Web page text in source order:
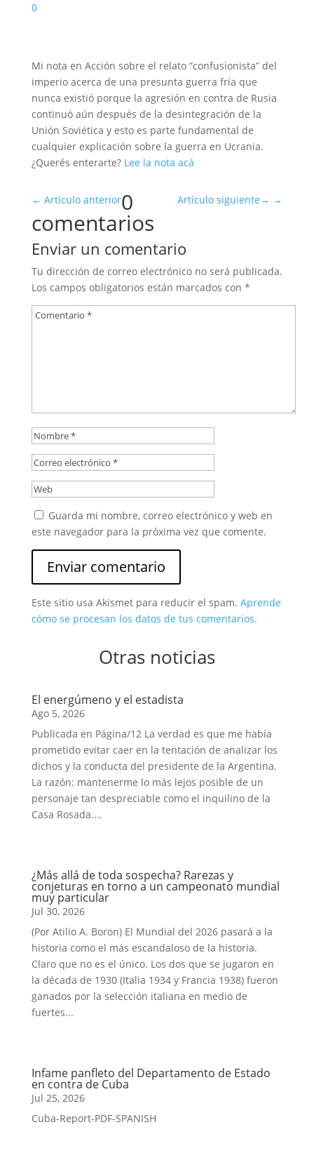
0
Mi nota en Acción sobre el relato “confusionista” del
imperio acerca de una presunta guerra fría que
nunca existió porque la agresión en contra de Rusia
continuó aún después de la desintegración de la
Unión Soviética y esto es parte fundamental de
cualquier explicación sobre la guerra en Ucrania.
¿Querés enterarte? Lee la nota acá
← Artículo anterior Artículo siguiente →
0
comentarios
Enviar un comentario
Tu dirección de correo electrónico no será publicada.
Los campos obligatorios están marcados con *
Guarda mi nombre, correo electrónico y web en
este navegador para la próxima vez que comente.
Enviar comentario
Este sitio usa Akismet para reducir el spam. Aprende
cómo se procesan los datos de tus comentarios.
Otras noticias
El energúmeno y el estadista
Ago 5, 2026
Publicada en Página/12 La verdad es que me había
prometido evitar caer en la tentación de analizar los
dichos y la conducta del presidente de la Argentina.
La razón: mantenerme lo más lejos posible de un
personaje tan despreciable como el inquilino de la
Casa Rosada....
¿Más allá de toda sospecha? Rarezas y
conjeturas en torno a un campeonato mundial
muy particular
Jul 30, 2026
(Por Atilio A. Boron) El Mundial del 2026 pasará a la
historia como el más escandaloso de la historia.
Claro que no es el único. Los dos que se jugaron en
la década de 1930 (Italia 1934 y Francia 1938) fueron
ganados por la selección italiana en medio de
fuertes...
Infame panfleto del Departamento de Estado
en contra de Cuba
Jul 25, 2026
Cuba-Report-PDF-SPANISH